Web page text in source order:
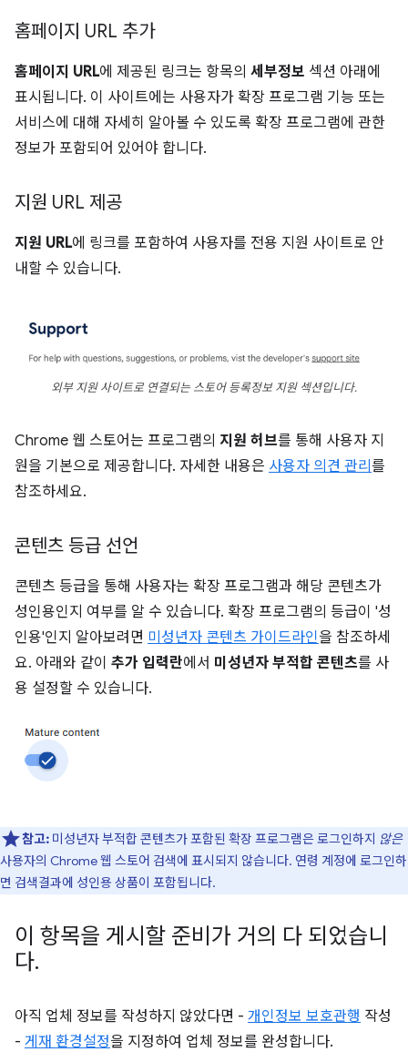
홈페이지 URL 추가
홈페이지 URL에 제공된 링크는 항목의 세부정보 섹션 아래에
표시됩니다. 이 사이트에는 사용자가 확장 프로그램 기능 또는
서비스에 대해 자세히 알아볼 수 있도록 확장 프로그램에 관한
정보가 포함되어 있어야 합니다.
지원 URL 제공
지원 URL에 링크를 포함하여 사용자를 전용 지원 사이트로 안
내할 수 있습니다.
외부 지원 사이트로 연결되는 스토어 등록정보 지원 섹션입니다.
Chrome 웹 스토어는 프로그램의 지원 허브를 통해 사용자 지
원을 기본으로 제공합니다. 자세한 내용은 사용자 의견 관리 를
참조하세요.
콘텐츠 등급 선언
콘텐츠 등급을 통해 사용자는 확장 프로그램과 해당 콘텐츠가
성인용인지 여부를 알 수 있습니다. 확장 프로그램의 등급이 '성
인용'인지 알아보려면 미성년자 콘텐츠 가이드라인을 참조하세
요. 아래와 같이 추가 입력란에서 미성년자 부적합 콘텐츠를 사
용 설정할 수 있습니다.
참고: 미성년자 부적합 콘텐츠가 포함된 확장 프로그램은 로그인하지 않은
사용자의 Chrome 웹 스토어 검색에 표시되지 않습니다. 연령 계정에 로그인하
면 검색결과에 성인용 상품이 포함됩니다.
이 항목을 게시할 준비가 거의 다 되었습니
다.
아직 업체 정보를 작성하지 않았다면 - 개인정보 보호관행 작성
- 게재 환경설정을 지정하여 업체 정보를 완성합니다.